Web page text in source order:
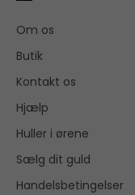
Om os
Butik
Kontakt os
Hjælp
Huller i ørene
Sælg dit guld
Handelsbetingelser